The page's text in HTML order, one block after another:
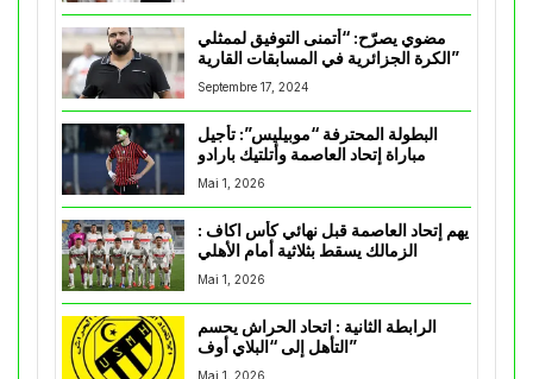
مضوي يصرّح: “أتمنى التوفيق لممثلي
الكرة الجزائرية في المسابقات القارية”
Septembre 17, 2024
البطولة المحترفة “موبيليس”: تأجيل
مباراة إتحاد العاصمة وأتلتيك بارادو
Mai 1, 2026
يهم إتحاد العاصمة قبل نهائي كأس اكاف :
Mai 1, 2026
الرابطة الثانية : اتحاد الحراش يحسم
التأهل إلى “البلاي أوف”
Mai 1, 2026